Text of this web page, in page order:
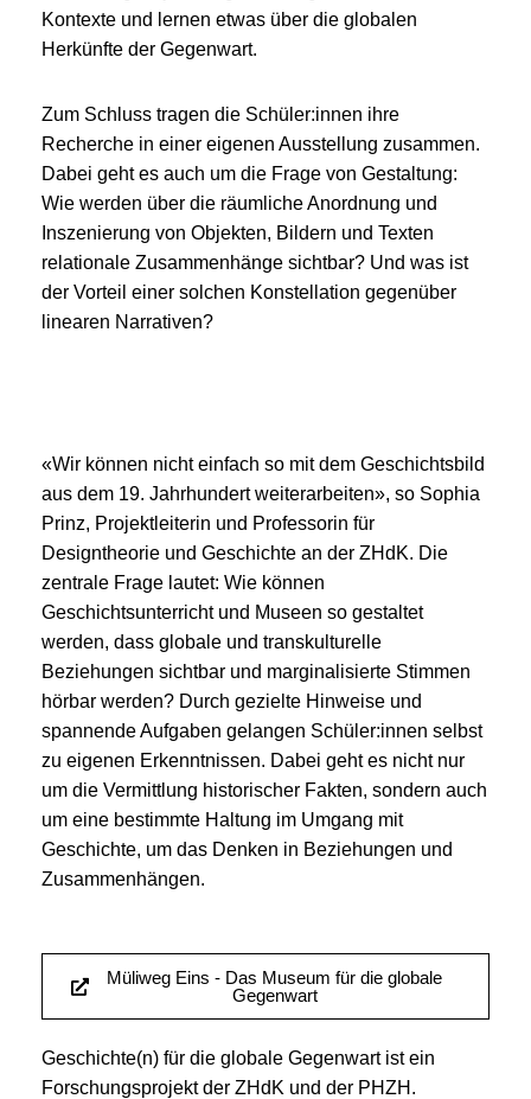
Kontexte und lernen etwas über die globalen
Herkünfte der Gegenwart.
Zum Schluss tragen die Schüler:innen ihre
Recherche in einer eigenen Ausstellung zusammen.
Dabei geht es auch um die Frage von Gestaltung:
Wie werden über die räumliche Anordnung und
Inszenierung von Objekten, Bildern und Texten
relationale Zusammenhänge sichtbar? Und was ist
der Vorteil einer solchen Konstellation gegenüber
linearen Narrativen?
«Wir können nicht einfach so mit dem Geschichtsbild
aus dem 19. Jahrhundert weiterarbeiten», so Sophia
Prinz, Projektleiterin und Professorin für
Designtheorie und Geschichte an der ZHdK. Die
zentrale Frage lautet: Wie können
Geschichtsunterricht und Museen so gestaltet
werden, dass globale und transkulturelle
Beziehungen sichtbar und marginalisierte Stimmen
hörbar werden? Durch gezielte Hinweise und
spannende Aufgaben gelangen Schüler:innen selbst
zu eigenen Erkenntnissen. Dabei geht es nicht nur
um die Vermittlung historischer Fakten, sondern auch
um eine bestimmte Haltung im Umgang mit
Geschichte, um das Denken in Beziehungen und
Zusammenhängen.
Müliweg Eins - Das Museum für die globale
Gegenwart
Geschichte(n) für die globale Gegenwart ist ein
Forschungsprojekt der ZHdK und der PHZH.